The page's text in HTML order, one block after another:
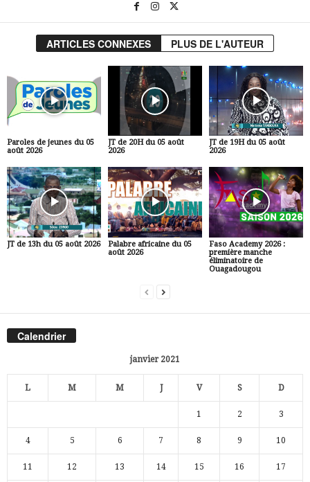
ARTICLES CONNEXES PLUS DE L'AUTEUR
Paroles de jeunes du 05
août 2026
JT de 20H du 05 août
2026
JT de 19H du 05 août
2026
JT de 13h du 05 août 2026
Palabre africaine du 05
août 2026
Faso Academy 2026 :
première manche
éliminatoire de
Ouagadougou
Calendrier
janvier 2021
L M M J V S D
1 2 3
4 5 6 7 8 9 10
11 12 13 14 15 16 17